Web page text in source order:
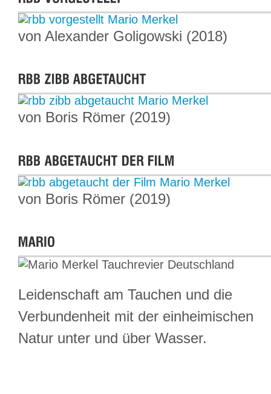
von Alexander Goligowski (2018)
von Boris Römer (2019)
von Boris Römer (2019)
Leidenschaft am Tauchen und die
Verbundenheit mit der einheimischen
Natur unter und über Wasser.